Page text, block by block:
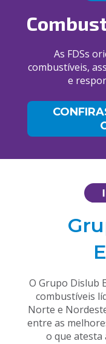
As FDSs
combustíveis,
e
O Grupo Dislub
combustíveis
Norte e
entre as
o que atesta